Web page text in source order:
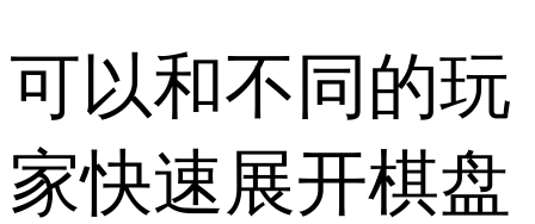
可以和不同的玩
家快速展开棋盘